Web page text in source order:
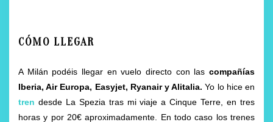
CÓMO LLEGAR
A Milán podéis llegar en vuelo directo con las compañías
Iberia, Air Europa, Easyjet, Ryanair y Alitalia. Yo lo hice en
tren desde La Spezia tras mi viaje a Cinque Terre, en tres
horas y por 20€ aproximadamente. En todo caso los trenes